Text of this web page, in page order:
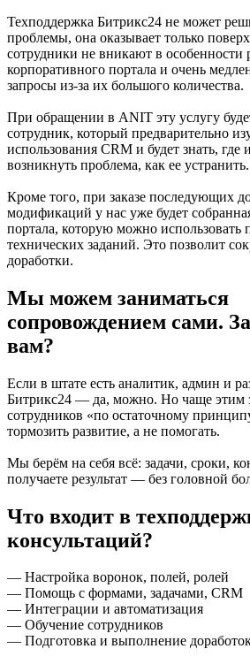
Техподдержка Битрикс24 не может
проблемы, она оказывает только
сотрудники не вникают в особенности
корпоративного портала и очень
запросы из-за их большого количества.
При обращении в ANIT эту услугу
сотрудник, который предварительно
использования CRM и будет знать, где
возникнуть проблема, как ее устранить.
Кроме того, при заказе последующих
модификаций у нас уже будет
портала, которую можно использовать
технических заданий. Это позволит
доработки.
Мы можем заниматься
сопровождением сами.
вам?
Если в штате есть аналитик, админ и
Битрикс24 — да, можно. Но чаще этим
сотрудников «по остаточному
тормозить развитие, а не помогать.
Мы берём на себя всё: задачи, сроки,
получаете результат — без головной
Что входит в
консультаций?
— Настройка воронок, полей, ролей
— Помощь с формами, задачами, CRM
— Интеграции и автоматизация
— Обучение сотрудников
— Подготовка и выполнение